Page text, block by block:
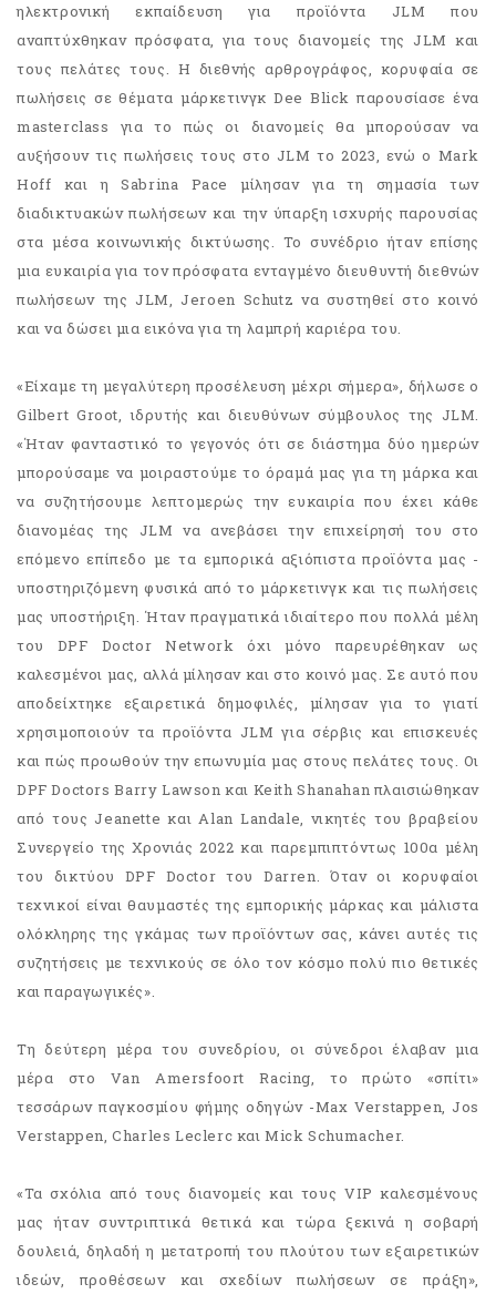
ηλεκτρονική εκπαίδευση για προϊόντα JLM που
αναπτύχθηκαν πρόσφατα, για τους διανομείς της JLM και
τους πελάτες τους. Η διεθνής αρθρογράφος, κορυφαία σε
πωλήσεις σε θέματα μάρκετινγκ Dee Blick παρουσίασε ένα
masterclass για το πώς οι διανομείς θα μπορούσαν να
αυξήσουν τις πωλήσεις τους στο JLM το 2023, ενώ ο Mark
Hoff και η Sabrina Pace μίλησαν για τη σημασία των
διαδικτυακών πωλήσεων και την ύπαρξη ισχυρής παρουσίας
στα μέσα κοινωνικής δικτύωσης. Το συνέδριο ήταν επίσης
μια ευκαιρία για τον πρόσφατα ενταγμένο διευθυντή διεθνών
πωλήσεων της JLM, Jeroen Schutz να συστηθεί στο κοινό
και να δώσει μια εικόνα για τη λαμπρή καριέρα του.
«Είχαμε τη μεγαλύτερη προσέλευση μέχρι σήμερα», δήλωσε ο
Gilbert Groot, ιδρυτής και διευθύνων σύμβουλος της JLM.
«Ήταν φανταστικό το γεγονός ότι σε διάστημα δύο ημερών
μπορούσαμε να μοιραστούμε το όραμά μας για τη μάρκα και
να συζητήσουμε λεπτομερώς την ευκαιρία που έχει κάθε
διανομέας της JLM να ανεβάσει την επιχείρησή του στο
επόμενο επίπεδο με τα εμπορικά αξιόπιστα προϊόντα μας -
υποστηριζόμενη φυσικά από το μάρκετινγκ και τις πωλήσεις
μας υποστήριξη. Ήταν πραγματικά ιδιαίτερο που πολλά μέλη
του DPF Doctor Network όχι μόνο παρευρέθηκαν ως
καλεσμένοι μας, αλλά μίλησαν και στο κοινό μας. Σε αυτό που
αποδείχτηκε εξαιρετικά δημοφιλές, μίλησαν για το γιατί
χρησιμοποιούν τα προϊόντα JLM για σέρβις και επισκευές
και πώς προωθούν την επωνυμία μας στους πελάτες τους. Οι
DPF Doctors Barry Lawson και Keith Shanahan πλαισιώθηκαν
από τους Jeanette και Alan Landale, νικητές του βραβείου
Συνεργείο της Χρονιάς 2022 και παρεμπιπτόντως 100α μέλη
του δικτύου DPF Doctor του Darren. Όταν οι κορυφαίοι
τεχνικοί είναι θαυμαστές της εμπορικής μάρκας και μάλιστα
ολόκληρης της γκάμας των προϊόντων σας, κάνει αυτές τις
συζητήσεις με τεχνικούς σε όλο τον κόσμο πολύ πιο θετικές
και παραγωγικές».
Τη δεύτερη μέρα του συνεδρίου, οι σύνεδροι έλαβαν μια
μέρα στο Van Amersfoort Racing, το πρώτο «σπίτι»
τεσσάρων παγκοσμίου φήμης οδηγών -Max Verstappen, Jos
Verstappen, Charles Leclerc και Mick Schumacher.
«Τα σχόλια από τους διανομείς και τους VIP καλεσμένους
μας ήταν συντριπτικά θετικά και τώρα ξεκινά η σοβαρή
δουλειά, δηλαδή η μετατροπή του πλούτου των εξαιρετικών
ιδεών, προθέσεων και σχεδίων πωλήσεων σε πράξη»,